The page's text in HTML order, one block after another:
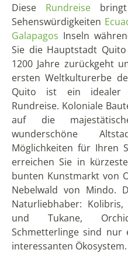
Diese Rundreisebringt
Sehenswürdigkeiten
Galapagos Inseln
Sie die Hauptstadt
1200 Jahre zurückgeht
ersten Weltkulturerbe
Quito ist ein idealer
Rundreise. Koloniale
auf die
wunderschöne
Möglichkeiten für Ihren
erreichen Sie in
bunten Kunstmarkt von
Nebelwald von Mindo.
Naturliebhaber:
und Tukane,
Schmetterlinge sind nur
interessanten Ökosystem.